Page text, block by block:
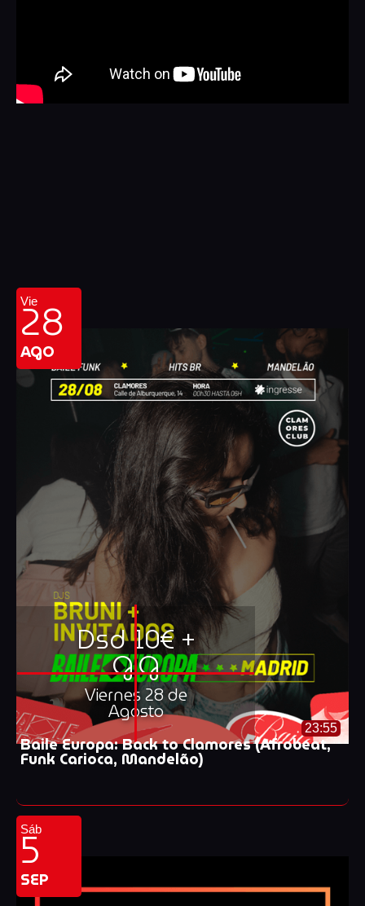
Vie
28
AGO
Dsd 10€ +
G.G
Viernes 28 de
Agosto
23:55
Baile Europa: Back to Clamores (Afrobeat,
Funk Carioca, Mandelão)
Sáb
5
SEP